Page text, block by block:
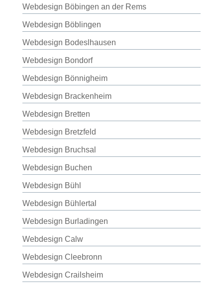
Webdesign Böbingen an der Rems
Webdesign Böblingen
Webdesign Bodeslhausen
Webdesign Bondorf
Webdesign Bönnigheim
Webdesign Brackenheim
Webdesign Bretten
Webdesign Bretzfeld
Webdesign Bruchsal
Webdesign Buchen
Webdesign Bühl
Webdesign Bühlertal
Webdesign Burladingen
Webdesign Calw
Webdesign Cleebronn
Webdesign Crailsheim